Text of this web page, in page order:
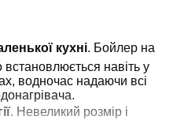
кухні. Бойлер на
встановлюється навіть у
водночас надаючи всі
. Невеликий розмір і